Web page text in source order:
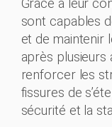
Grâce à leur
sont capables
et de maintenir
après plusieurs
renforcer les
fissures de
sécurité et la